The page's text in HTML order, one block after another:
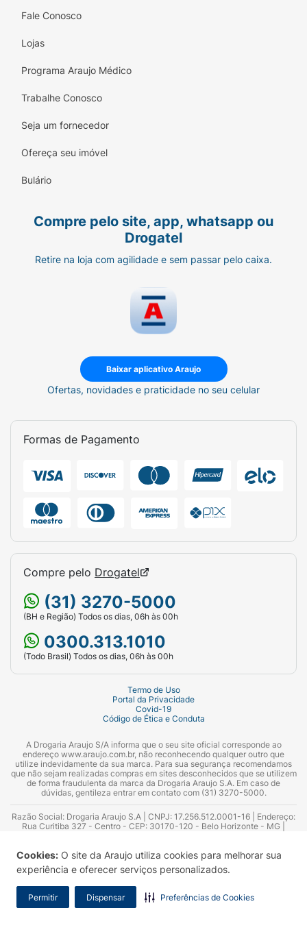
Cookies: O site da Araujo utiliza cookies para melhorar sua
experiência e oferecer serviços personalizados.
Permitir Dispensar Preferências de Cookies
Fale Conosco
Lojas
Programa Araujo Médico
Trabalhe Conosco
Seja um fornecedor
Ofereça seu imóvel
Bulário
Compre pelo site, app, whatsapp ou
Drogatel
Retire na loja com agilidade e sem passar pelo caixa.
Baixar aplicativo Araujo
Ofertas, novidades e praticidade no seu celular
Formas de Pagamento
Compre pelo Drogatel
(31) 3270-5000
(BH e Região) Todos os dias, 06h às 00h
0300.313.1010
(Todo Brasil) Todos os dias, 06h às 00h
Termo de Uso
Portal da Privacidade
Covid-19
Código de Ética e Conduta
A Drogaria Araujo S/A informa que o seu site oficial corresponde ao
endereço www.araujo.com.br, não reconhecendo qualquer outro que
utilize indevidamente da sua marca. Para sua segurança recomendamos
que não sejam realizadas compras em sites desconhecidos que se utilizem
de forma fraudulenta da marca da Drogaria Araujo S.A. Em caso de
dúvidas, gentileza entrar em contato com (31) 3270-5000.
Razão Social: Drogaria Araujo S.A | CNPJ: 17.256.512.0001-16 | Endereço:
Rua Curitiba 327 - Centro - CEP: 30170-120 - Belo Horizonte - MG |
Azevedo Guimarães – CRF 10.965 | Yasmin Silva Alvarenga – CRF 52.584 -
Consultor substituto: Thiago Aguiar Pinheiro - CRF Nº 13.748. Alvará
Sanitário: 2025020713 | Autorização de Funcionamento da Empresa (AFE):